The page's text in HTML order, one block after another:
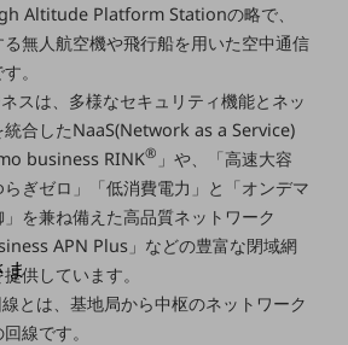
ま
例をご紹介します
イベント情報をご紹介します
別ウィンドウで開きます
ま
ッチ
Altitude Platform Stationの略で、
無人航空機や飛行船を用いた空中通信
。
スは、多様なセキュリティ機能とネッ
統合したNaaS(Network as a Service)
business RINK® 」や、「高速大容
ぎゼロ」「低消費電力」と「オンデマ
を兼ね備えた高品質ネットワーク
APN Plus」などの豊富な閉域網
供しています。
とは、基地局から中枢のネットワーク
線です。